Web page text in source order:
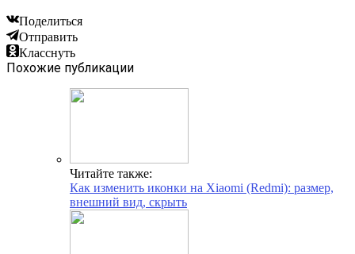
Поделиться
Отправить
Класснуть
Похожие публикации
Читайте также:
Как изменить иконки на Xiaomi (Redmi): размер,
внешний вид, скрыть